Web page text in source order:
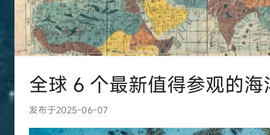
全球 6 个最新值得参观的海
发布于2025-06-07
者